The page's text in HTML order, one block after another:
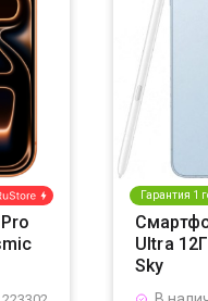
Гарантия 1
Ultra
Sky